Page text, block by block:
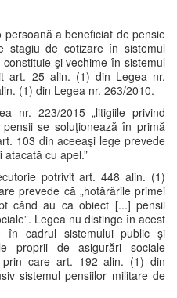
a beneficiat de pensie
stagiu de cotizare în sistemul
şi vechime în sistemul
art. 25 alin. (1) din Legea nr.
(1) din Legea nr. 263/2010.
nr. 223/2015 „litigiile privind
se soluţionează în primă
103 din aceeaşi lege prevede
cu apel.”
potrivit art. 448 alin. (1)
prevede că „hotărârile primei
când au ca obiect [...] pensii
Legea nu distinge în acest
în cadrul sistemului public şi
proprii de asigurări sociale
prin care art. 192 alin. (1) din
sistemul pensiilor militare de